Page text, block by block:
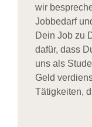
wir
Jobbedarf
Dein Job zu
dafür, dass
uns als
Geld
Tätigkeiten,